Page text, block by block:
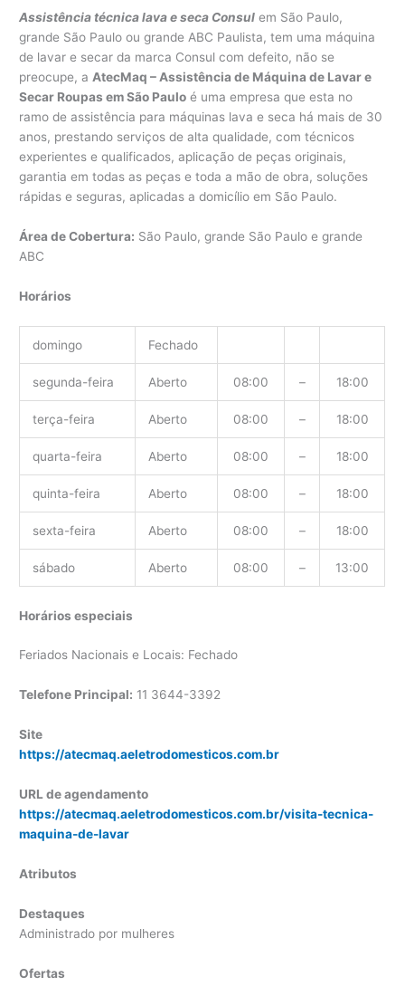
Assistência técnica lava e seca Consul em São Paulo,
grande São Paulo ou grande ABC Paulista, tem uma máquina
de lavar e secar da marca Consul com defeito, não se
preocupe, aAtecMaq – Assistência de Máquina de Lavar e
Secar Roupas em São Paulo é uma empresa que esta no
ramo de assistência para máquinas lava e seca há mais de 30
anos, prestando serviços de alta qualidade, com técnicos
experientes e qualificados, aplicação de peças originais,
garantia em todas as peças e toda a mão de obra, soluções
rápidas e seguras, aplicadas a domicílio em São Paulo.
Área de Cobertura: São Paulo, grande São Paulo e grande
ABC
Horários
domingo Fechado
segunda-feira Aberto 08:00 – 18:00
terça-feira Aberto 08:00 – 18:00
quarta-feira Aberto 08:00 – 18:00
quinta-feira Aberto 08:00 – 18:00
sexta-feira Aberto 08:00 – 18:00
sábado Aberto 08:00 – 13:00
Horários especiais
Feriados Nacionais e Locais: Fechado
Telefone Principal: 11 3644-3392
Site
https://atecmaq.aeletrodomesticos.com.br
URL de agendamento
https://atecmaq.aeletrodomesticos.com.br/visita-tecnica-
maquina-de-lavar
Atributos
Destaques
Administrado por mulheres
Ofertas